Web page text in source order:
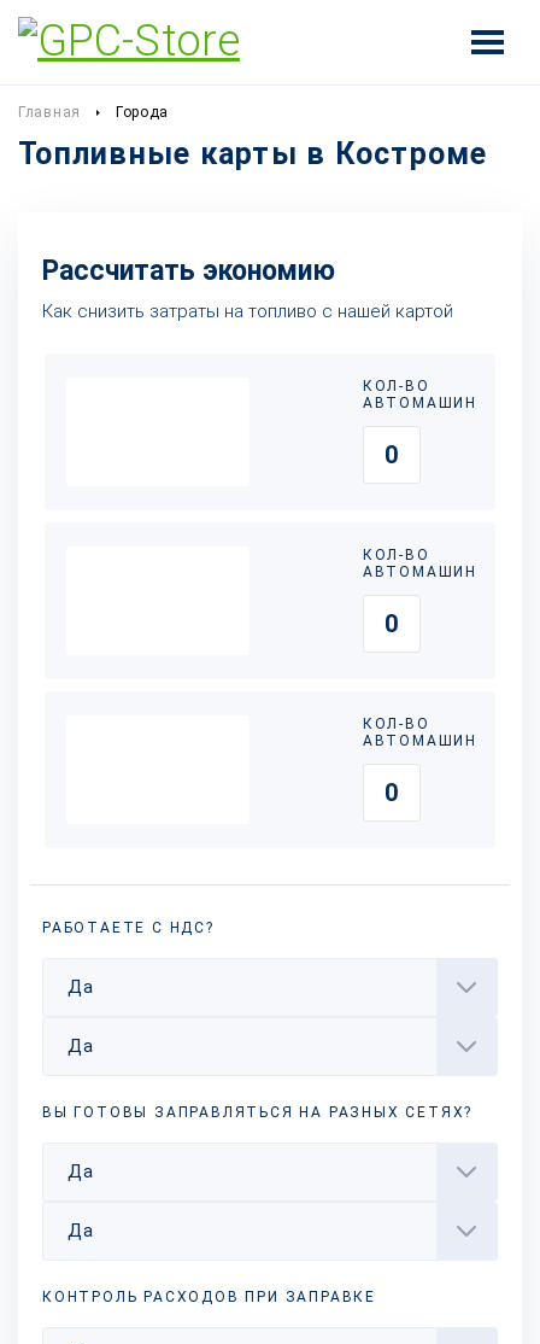
Главная Города
Топливные карты в Костроме
Рассчитать экономию
Как снизить затраты на топливо с нашей картой
КОЛ-ВО
АВТОМАШИН
КОЛ-ВО
АВТОМАШИН
КОЛ-ВО
АВТОМАШИН
РАБОТАЕТЕ С НДС?
Да
Да
ВЫ ГОТОВЫ ЗАПРАВЛЯТЬСЯ НА РАЗНЫХСЕТЯХ?
Да
Да
КОНТРОЛЬ РАСХОДОВ ПРИ ЗАПРАВКЕ